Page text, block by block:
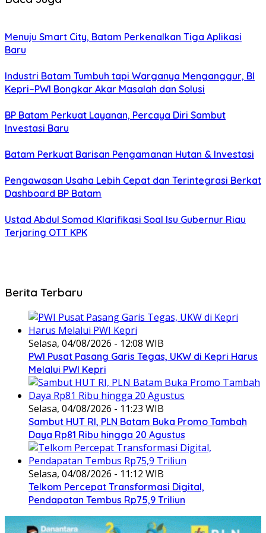
Menuju Smart City, Batam Perkenalkan Tiga Aplikasi
Baru
Industri Batam Tumbuh tapi Warganya Menganggur, BI
Kepri–PWI Bongkar Akar Masalah dan Solusi
BP Batam Perkuat Layanan, Percaya Diri Sambut
Investasi Baru
Batam Perkuat Barisan Pengamanan Hutan & Investasi
Pengawasan Usaha Lebih Cepat dan Terintegrasi Berkat
Dashboard BP Batam
Ustad Abdul Somad Klarifikasi Soal Isu Gubernur Riau
Terjaring OTT KPK
Berita Terbaru
Selasa, 04/08/2026 - 12:08 WIB
PWI Pusat Pasang Garis Tegas, UKW di Kepri Harus
Melalui PWI Kepri
Selasa, 04/08/2026 - 11:23 WIB
Sambut HUT RI, PLN Batam Buka Promo Tambah
Daya Rp81 Ribu hingga 20 Agustus
Selasa, 04/08/2026 - 11:12 WIB
Telkom Percepat Transformasi Digital,
Pendapatan Tembus Rp75,9 Triliun